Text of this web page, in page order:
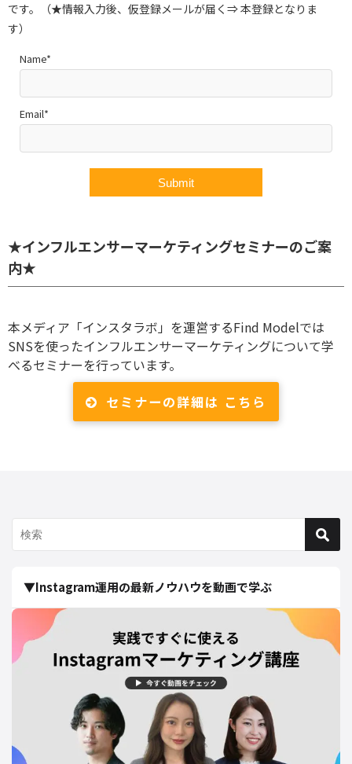
です。（★情報入力後、仮登録メールが届く⇒ 本登録となりま
す）
Name*
Email*
★インフルエンサーマーケティングセミナーのご案
内★
本メディア「インスタラボ」を運営するFind Modelでは
SNSを使ったインフルエンサーマーケティングについて学
べるセミナーを行っています。
セミナーの詳細は こちら
▼Instagram運用の最新ノウハウを動画で学ぶ